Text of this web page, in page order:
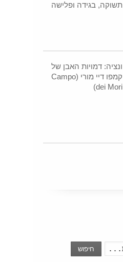
תשוקה, בגידה ופלישה
ונציה: דמויות האבן של
קמפו דיי מורי (Campo
dei Mori)
חיפוש